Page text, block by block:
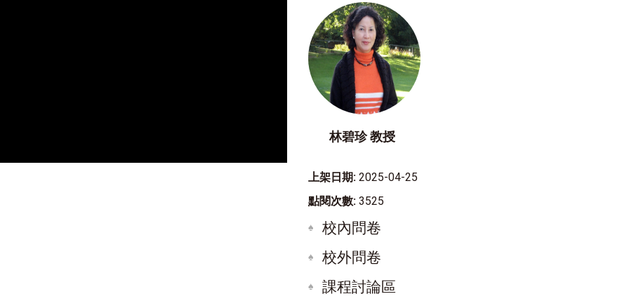
林碧珍 教授
上架日期: 2025-04-25
點閱次數: 3525
校內問卷
校外問卷
課程討論區